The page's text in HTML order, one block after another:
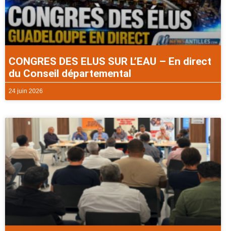
CONGRES DES ELUS SUR L’EAU – En direct
du Conseil départemental
24 juin 2026